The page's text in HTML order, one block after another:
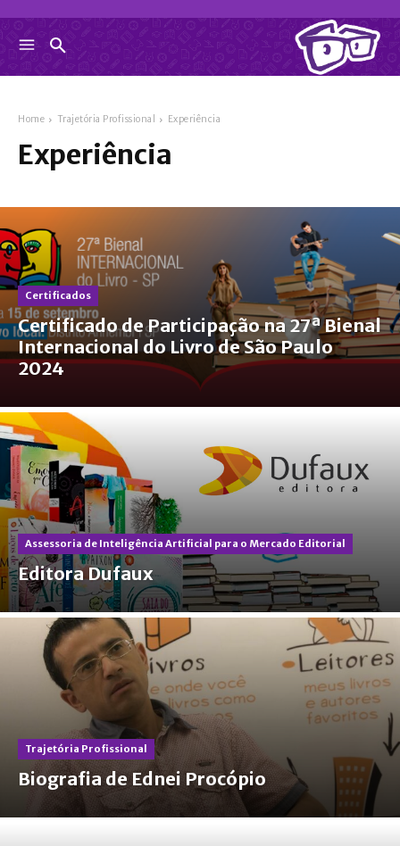
Home Trajetória Profissional Experiência
Experiência
Certificados
Certificado de Participação na 27ª Bienal
Internacional do Livro de São Paulo
2024
Assessoria de Inteligência Artificial para o Mercado Editorial
Editora Dufaux
Trajetória Profissional
Biografia de Ednei Procópio